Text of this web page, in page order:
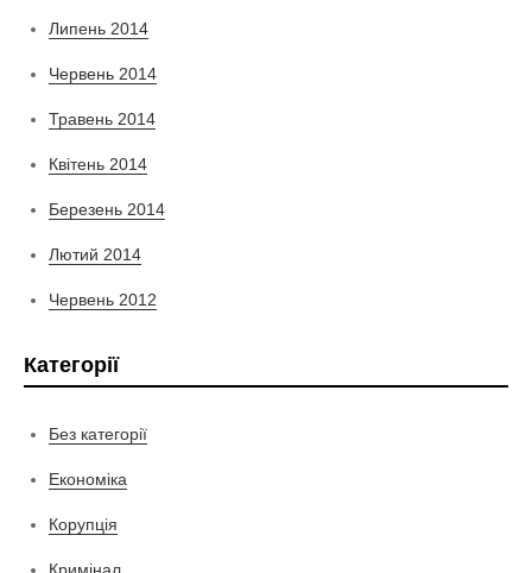
Липень 2014
Червень 2014
Травень 2014
Квітень 2014
Березень 2014
Лютий 2014
Червень 2012
Категорії
Без категорії
Економіка
Корупція